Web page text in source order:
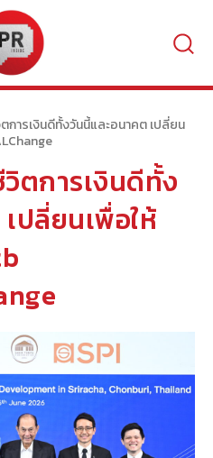
การเงินดีทั้งวันนี้และอนาคต เปลี่ยน
ตการเงินดีทั้ง
ปลี่ยนเพื่อให้